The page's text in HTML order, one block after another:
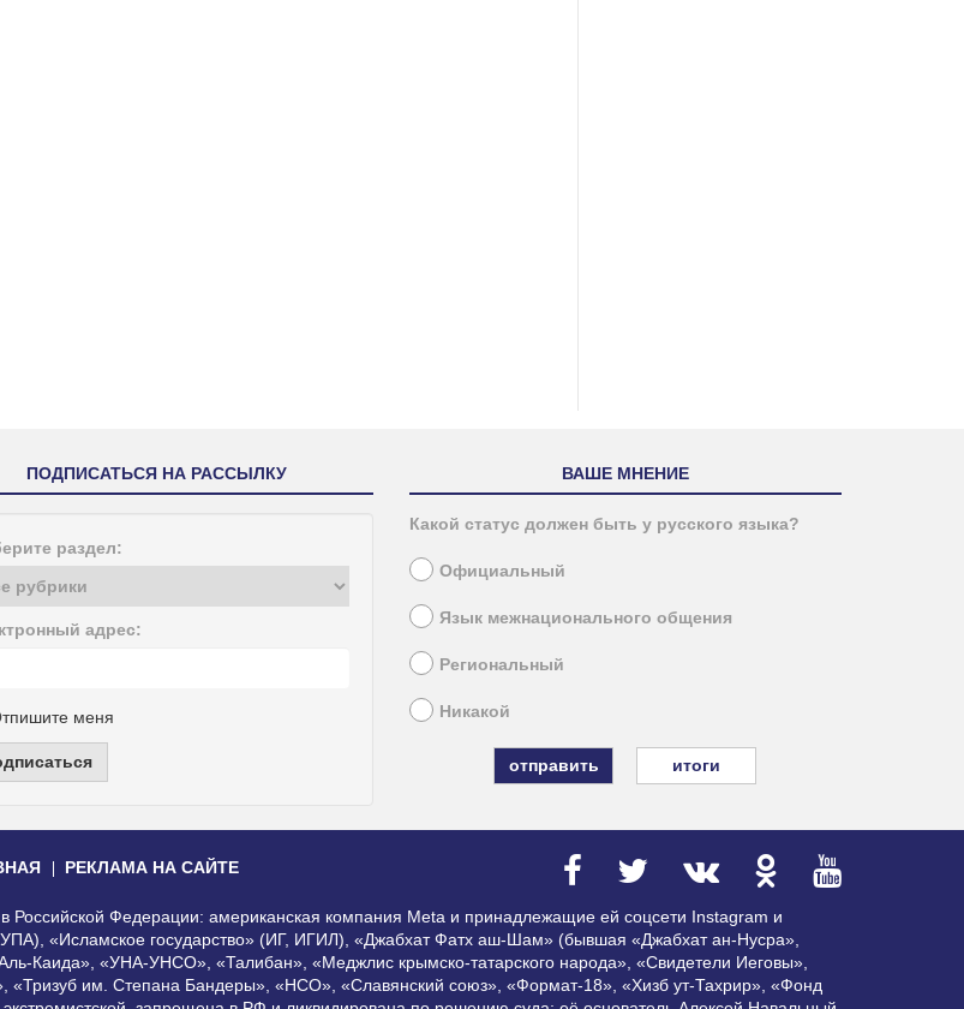
ПОДПИСАТЬСЯ НА РАССЫЛКУ
раздел:
адрес:
меня
ВАШЕ МНЕНИЕ
Какой статус должен быть у русского языка?
Официальный
Язык межнационального общения
Региональный
Никакой
итоги
РЕКЛАМА НА САЙТЕ
Российской Федерации: американская компания Meta и принадлежащие ей соцсети Instagram и
«Исламское государство» (ИГ, ИГИЛ), «Джабхат Фатх аш-Шам» (бывшая «Джабхат ан-Нусра»,
Каида», «УНА-УНСО», «Талибан», «Меджлис крымско-татарского народа», «Свидетели Иеговы»,
«Тризуб им. Степана Бандеры», «НСО», «Славянский союз», «Формат-18», «Хизб ут-Тахрир», «Фонд